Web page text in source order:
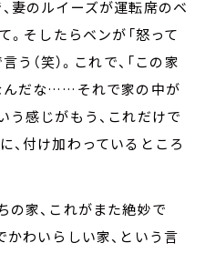
のルイーズが運転席のベ
。そしたらベンが「怒って
う（笑）。これで、「この家
んだな……それで家の中が
う感じがもう、これだけで
、付け加わっているところ
の家、これがまた絶妙で
かわいらしい家、という言